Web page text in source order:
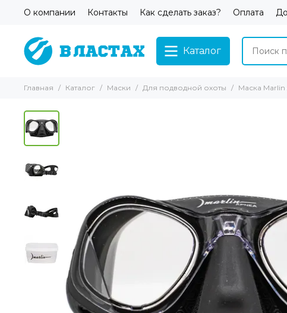
О компании Контакты Как сделать заказ? Оплата
Каталог
Главная Каталог Маски Для подводной охоты Маска